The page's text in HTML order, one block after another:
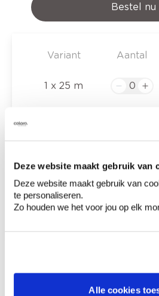
Deze website maakt gebruik van
Deze website maakt gebruik van
te personaliseren.
Zo houden we het voor jou op elk
Alle cookies
Bestel nu
Variant Aantal
1 x 25 m
Voeg toe aan
Bezorgopties
Levering aan huis
Productomschrijving